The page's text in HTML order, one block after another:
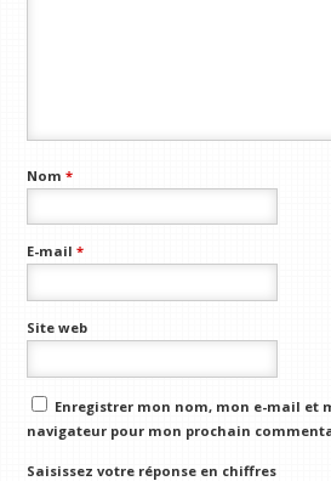
Nom*
E-mail*
Site web
Enregistrer mon nom, mon e-mail et
navigateur pour mon prochain
Saisissez votre réponse en chiffres